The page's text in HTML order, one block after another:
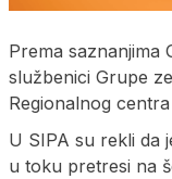
Prema saznanjima
službenici Grupe
Regionalnog
U SIPA su rekli da
u toku pretresi na